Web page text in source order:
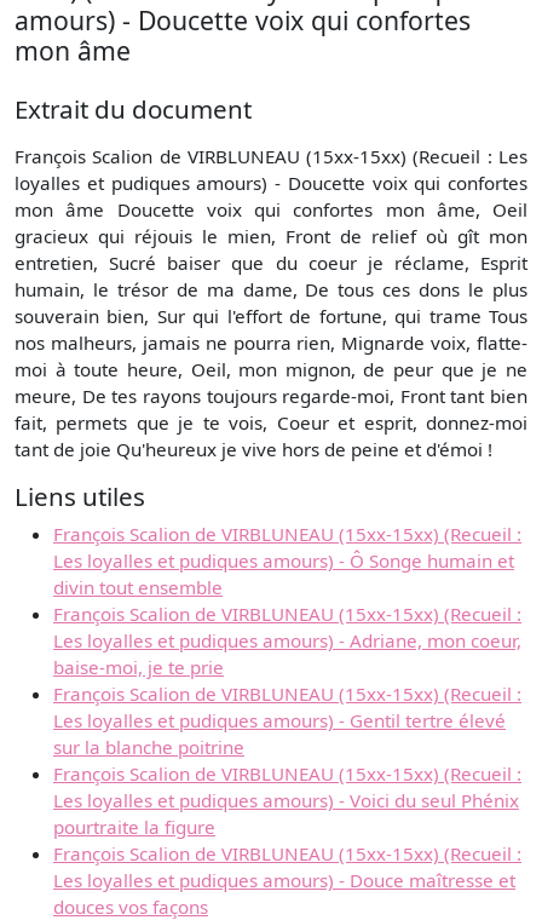
amours) - Doucette voix qui confortes
mon âme
Extrait du document
François Scalion de VIRBLUNEAU (15xx-15xx) (Recueil : Les
loyalles et pudiques amours) - Doucette voix qui confortes
mon âme Doucette voix qui confortes mon âme, Oeil
gracieux qui réjouis le mien, Front de relief où gît mon
entretien, Sucré baiser que du coeur je réclame, Esprit
humain, le trésor de ma dame, De tous ces dons le plus
souverain bien, Sur qui l'effort de fortune, qui trame Tous
nos malheurs, jamais ne pourra rien, Mignarde voix, flatte-
moi à toute heure, Oeil, mon mignon, de peur que je ne
meure, De tes rayons toujours regarde-moi, Front tant bien
fait, permets que je te vois, Coeur et esprit, donnez-moi
tant de joie Qu'heureux je vive hors de peine et d'émoi !
Liens utiles
François Scalion de VIRBLUNEAU (15xx-15xx) (Recueil :
Les loyalles et pudiques amours) - Ô Songe humain et
divin tout ensemble
François Scalion de VIRBLUNEAU (15xx-15xx) (Recueil :
Les loyalles et pudiques amours) - Adriane, mon coeur,
baise-moi, je te prie
François Scalion de VIRBLUNEAU (15xx-15xx) (Recueil :
Les loyalles et pudiques amours) - Gentil tertre élevé
sur la blanche poitrine
François Scalion de VIRBLUNEAU (15xx-15xx) (Recueil :
Les loyalles et pudiques amours) - Voici du seul Phénix
pourtraite la figure
François Scalion de VIRBLUNEAU (15xx-15xx) (Recueil :
Les loyalles et pudiques amours) - Douce maîtresse et
douces vos façons